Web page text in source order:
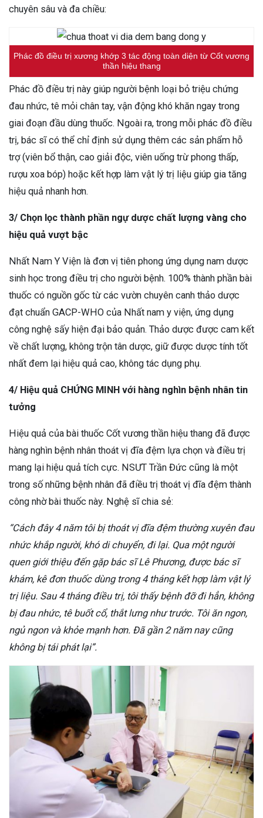
chuyên sâu và đa chiều:
Phác đồ điều trị xương khớp 3 tác động toàn diện từ Cốt vương
thần hiệu thang
Phác đồ điều trị này giúp người bệnh loại bỏ triệu chứng
đau nhức, tê mỏi chân tay, vận động khó khăn ngay trong
giai đoạn đầu dùng thuốc. Ngoài ra, trong mỗi phác đồ điều
trị, bác sĩ có thể chỉ định sử dụng thêm các sản phẩm hỗ
trợ (viên bổ thận, cao giải độc, viên uống trừ phong thấp,
rượu xoa bóp) hoặc kết hợp làm vật lý trị liệu giúp gia tăng
hiệu quả nhanh hơn.
3/ Chọn lọc thành phần ngự dược chất lượng vàng cho
hiệu quả vượt bậc
Nhất Nam Y Viện là đơn vị tiên phong ứng dụng nam dược
sinh học trong điều trị cho người bệnh. 100% thành phần bài
thuốc có nguồn gốc từ các vườn chuyên canh thảo dược
đạt chuẩn GACP-WHO của Nhất nam y viện, ứng dụng
công nghệ sấy hiện đại bảo quản. Thảo dược được cam kết
về chất lượng, không trộn tân dược, giữ được dược tính tốt
nhất đem lại hiệu quả cao, không tác dụng phụ.
4/ Hiệu quả CHỨNG MINH với hàng nghìn bệnh nhân tin
tưởng
Hiệu quả của bài thuốc Cốt vương thần hiệu thang đã được
hàng nghìn bệnh nhân thoát vị đĩa đệm lựa chọn và điều trị
mang lại hiệu quả tích cực. NSƯT Trần Đức cũng là một
trong số những bệnh nhân đã điều trị thoát vị đĩa đệm thành
công nhờ bài thuốc này. Nghệ sĩ chia sẻ:
“Cách đây 4 năm tôi bị thoát vị đĩa đệm thường xuyên đau
nhức khắp người, khó di chuyển, đi lại. Qua một người
quen giới thiệu đến gặp bác sĩ Lê Phương, được bác sĩ
khám, kê đơn thuốc dùng trong 4 tháng kết hợp làm vật lý
trị liệu. Sau 4 tháng điều trị, tôi thấy bệnh đỡ đi hẳn, không
bị đau nhức, tê buốt cổ, thắt lưng như trước. Tôi ăn ngon,
ngủ ngon và khỏe mạnh hơn. Đã gần 2 năm nay cũng
không bị tái phát lại”.